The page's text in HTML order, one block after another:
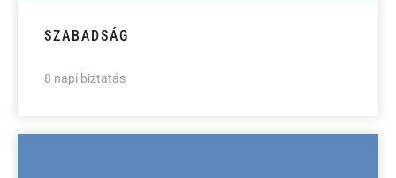
SZABADSÁG
8 napi biztatás